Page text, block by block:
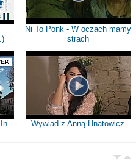
Ni To Ponk - W oczach mamy
strach
Wywiad z Anną Hnatowicz